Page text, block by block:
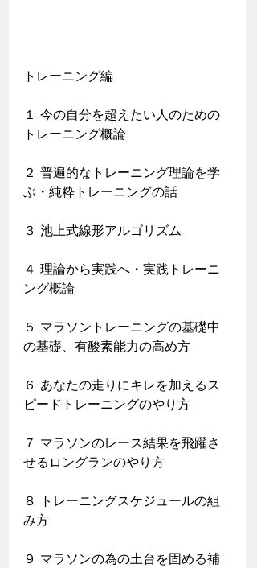
トレーニング編
１ 今の自分を超えたい人のための
トレーニング概論
２ 普遍的なトレーニング理論を学
ぶ・純粋トレーニングの話
３ 池上式線形アルゴリズム
４ 理論から実践へ・実践トレーニ
ング概論
５ マラソントレーニングの基礎中
の基礎、有酸素能力の高め方
６ あなたの走りにキレを加えるス
ピードトレーニングのやり方
７ マラソンのレース結果を飛躍さ
せるロングランのやり方
８ トレーニングスケジュールの組
み方
９ マラソンの為の土台を固める補